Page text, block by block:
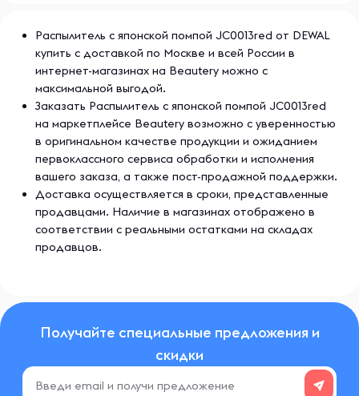
Распылитель с японской помпой JC0013red от DEWAL
купить с доставкой по Москве и всей России в
интернет-магазинах на Beautery можно с
максимальной выгодой.
Заказать Распылитель с японской помпой JC0013red
на маркетплейсе Beautery возможно с уверенностью
в оригинальном качестве продукции и ожиданием
первоклассного сервиса обработки и исполнения
вашего заказа, а также пост-продажной поддержки.
Доставка осуществляется в сроки, представленные
продавцами. Наличие в магазинах отображено в
соответствии с реальными остатками на складах
продавцов.
Получайте специальные предложения и
скидки